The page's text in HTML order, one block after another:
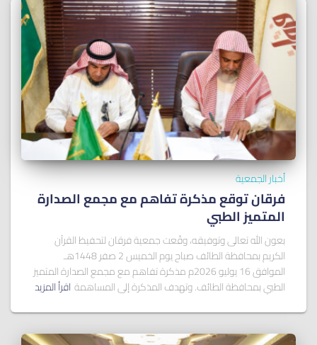
أخبار الجمعية
فرقان توقع مذكرة تفاهم مع مجمع الصدارة
المتميز الطبي
بعون الله تعالى وتوفيقه، وقّعت جمعية فرقان لتحفيظ القرآن
الكريم بمحافظة الطائف صباح يوم الخميس 2 صفر 1448هـ
الموافق 16 يوليو 2026م مذكرة تفاهم مع مجمع الصدارة المتميز
الطبي بمحافظة الطائف. وتهدف المذكرة إلى المساهمة اقرأ المزيد